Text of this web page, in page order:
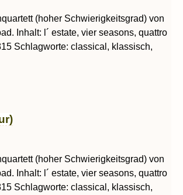
(hoher Schwierigkeitsgrad) von
Inhalt: l´ estate, vier seasons, quattro
Schlagworte: classical, klassisch,
(hoher Schwierigkeitsgrad) von
Inhalt: l´ estate, vier seasons, quattro
Schlagworte: classical, klassisch,